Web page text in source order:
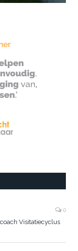
0
Visitatiecyclus